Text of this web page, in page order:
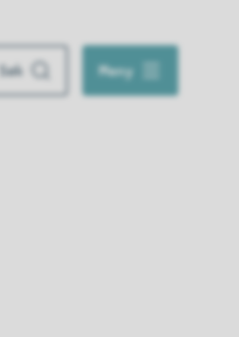
Søk Meny